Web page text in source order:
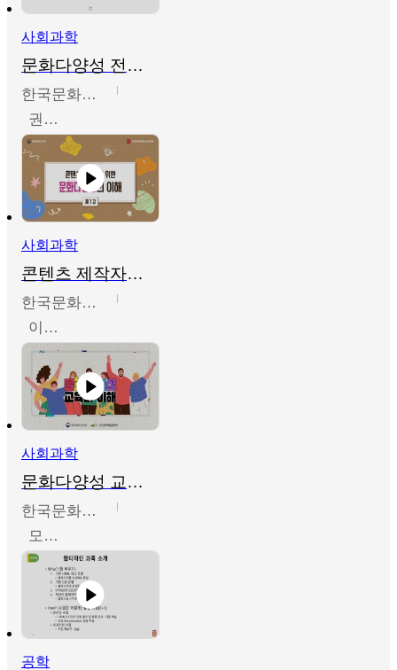
사회과학
문화다양성 전문인력 양성 기본과정 - 문화다양성의 이해
한국문화예술교육진흥원
권숙인 외 8명
사회과학
콘텐츠 제작자를 위한 문화다양성의 이해
한국문화예술교육진흥원
이성민
사회과학
문화다양성 교육의 이해
한국문화예술교육진흥원
모경환,성상환,정문성
공학